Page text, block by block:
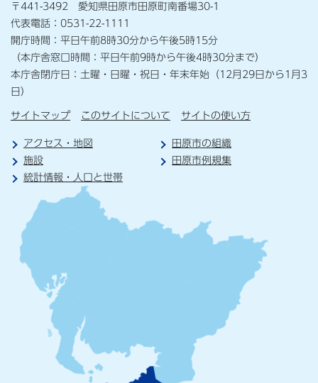
〒441-3492 愛知県田原市田原町南番場30-1
代表電話：0531-22-1111
開庁時間：平日午前8時30分から午後5時15分
（本庁舎窓口時間：平日午前9時から午後4時30分まで）
本庁舎閉庁日：土曜・日曜・祝日・年末年始（12月29日から1月3
日）
サイトマップ このサイトについて サイトの使い方
アクセス・地図
田原市の組織
施設
田原市例規集
統計情報・人口と世帯